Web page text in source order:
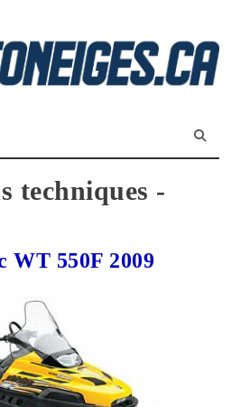
techniques -
WT 550F 2009